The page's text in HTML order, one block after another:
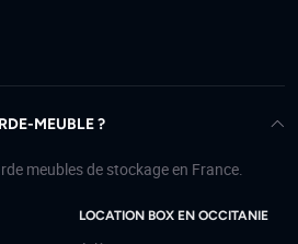
MEUBLE ?
meubles de stockage en France.
LOCATION BOX EN OCCITANIE